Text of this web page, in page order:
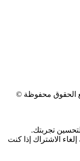
الحقوق محفوظة ©
تجربتك.
الاشتراك إذا كنت